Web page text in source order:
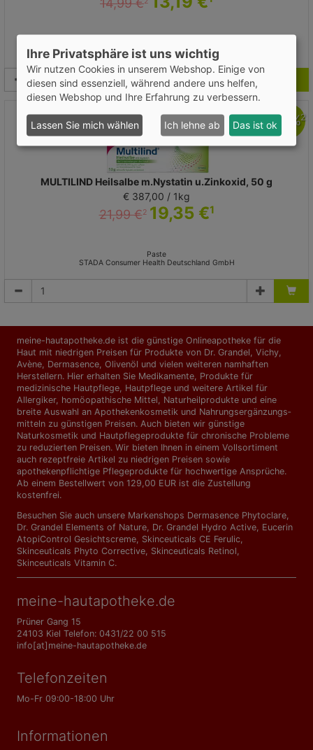
STADA Consumer Health Deutschland GmbH
MULTILIND Heilsalbe m.Nystatin u.Zinkoxid, 50 g
€ 387,00 / 1kg
21,99 €2 19,35 €1
Paste
STADA Consumer Health Deutschland GmbH
-12 %2
meine-hautapotheke.de ist die günstige Onlineapotheke für die
Haut mit niedrigen Preisen für Produkte von Dr. Grandel, Vichy,
Avène, Dermasence, Olivenöl und vielen weiteren namhaften
Herstellern. Hier erhalten Sie Medikamente, Produkte für
medizinische Hautpflege, Hautpflege und weitere Artikel für
Allergiker, homöopathische Mittel, Naturheilprodukte und eine
breite Auswahl an Apothekenkosmetik und Nahrungs­ergänzungs­
mitteln zu günstigen Preisen. Auch bieten wir günstige
Naturkosmetik und Hautpflegeprodukte für chronische Probleme
zu reduzierten Preisen. Wir bieten Ihnen in einem Vollsortiment
auch rezeptfreie Artikel zu niedrigen Preisen sowie
apothekenpflichtige Pflegeprodukte für hochwertige Ansprüche.
Ab einem Bestellwert von 129,00 EUR ist die Zustellung
kostenfrei.
Besuchen Sie auch unsere Markenshops Dermasence Phytoclare
Dr. Grandel Elements of Nature Dr. Grandel Hydro Active Eucerin
AtopiControl Gesichtscreme Skinceuticals CE Ferulic
Skinceuticals Phyto Corrective Skinceuticals Retinol
Skinceuticals Vitamin C.
meine-hautapotheke.de
Prüner Gang 15
24103 Kiel Telefon: 0431/22 00 515
info[at]meine-hautapotheke.de
Telefonzeiten
Mo-Fr 09:00-18:00 Uhr
Informationen
Ihre Privatsphäre ist uns wichtig
Wir nutzen Cookies in unserem Webshop. Einige von
diesen sind essenziell, während andere uns helfen,
diesen Webshop und Ihre Erfahrung zu verbessern.
Lassen Sie mich wählen Ich lehne ab Das ist ok